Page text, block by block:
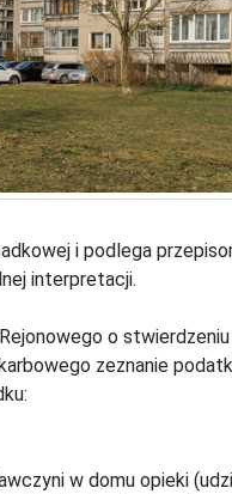
i podlega
interpretacji.
o
zeznanie
w domu opieki